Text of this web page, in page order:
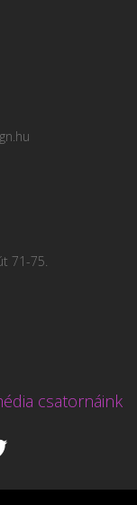
71-75.
csatornáink